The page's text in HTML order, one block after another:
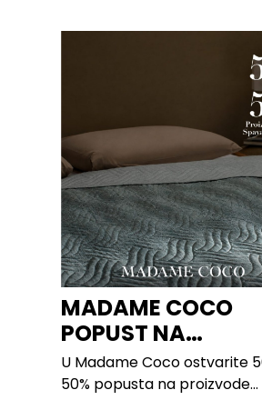
MADAME COCO
POPUST NA
PROIZVODE ZA
SPAVAĆU SOBU
U Madame Coco ostvarite
50% popusta na proizvode...